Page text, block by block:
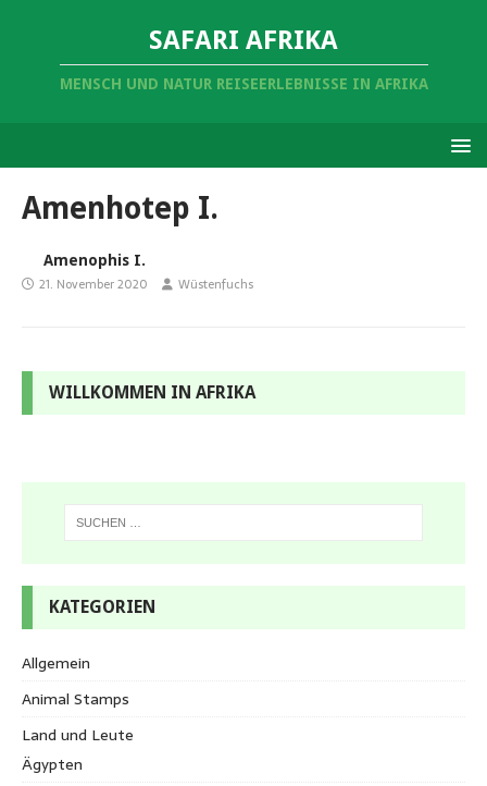
SAFARI AFRIKA
MENSCH UND NATUR REISEERLEBNISSE IN AFRIKA
Amenhotep I.
Amenophis I.
21. November 2020 Wüstenfuchs
WILLKOMMEN IN AFRIKA
KATEGORIEN
Allgemein
Animal Stamps
Land und Leute
Ägypten